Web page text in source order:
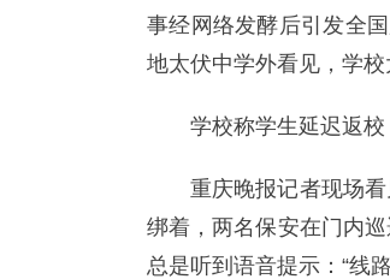
事经网络发酵后引发全
地太伏中学外看见，学校
学校称学生延迟返校
重庆晚报记者现场
绑着，两名保安在门内
总是听到语音提示：“线